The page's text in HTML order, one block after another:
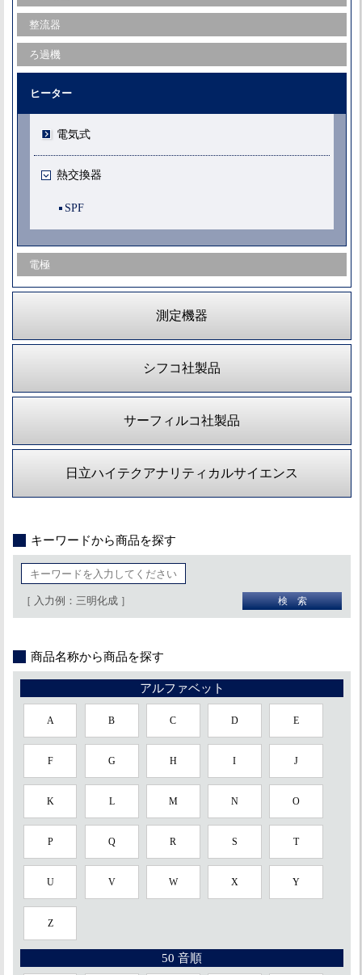
整流器
ろ過機
ヒーター
電気式
熱交換器
SPF
電極
測定機器
シフコ社製品
サーフィルコ社製品
日立ハイテクアナリティカルサイエンス
キーワードから商品を探す
［ 入力例：三明化成 ］
商品名称から商品を探す
アルファベット
A B C D E
F G H I J
K L M N O
P Q R S T
U V W X Y
Z
50 音順